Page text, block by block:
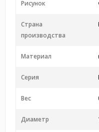
Рисунок
Страна
производства
Материал
Серия
Вес
Диаметр